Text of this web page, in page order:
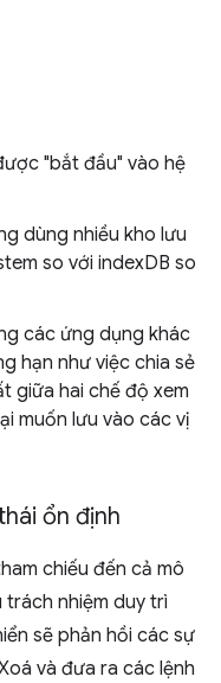
"bắt đầu" vào hệ
dùng nhiều kho lưu
so với indexDB so
các ứng dụng khác
hạn như việc chia sẻ
giữa hai chế độ xem
muốn lưu vào các vị
ổn định
chiếu đến cả mô
trách nhiệm duy trì
sẽ phản hồi các sự
và đưa ra các lệnh